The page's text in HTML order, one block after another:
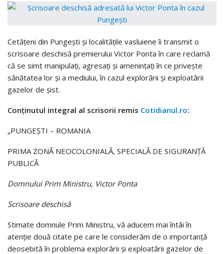
Cetăţeni din Pungeşti şi localităţile vasluiene îi transmit o
scrisoare deschisă premierului Victor Ponta în care reclamă
că se simt manipulaţi, agresaţi şi ameninţaţi în ce priveşte
sănătatea lor şi a mediului, în cazul explorării şi exploatării
gazelor de şist.
Conţinutul integral al scrisorii remis Cotidianul.ro:
„PUNGEŞTI – ROMANIA
PRIMA ZONĂ NEOCOLONIALĂ, SPECIALĂ DE SIGURANŢĂ
PUBLICĂ
Domnului Prim Ministru, Victor Ponta
Scrisoare deschisă
Stimate domnule Prim Ministru, vă aducem mai întâi în
atenţie două citate pe care le considerăm de o importanţă
deosebită în problema explorării şi exploatării gazelor de